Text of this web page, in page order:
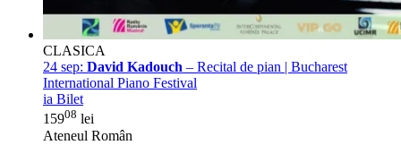
CLASICA
24 sep: David Kadouch – Recital de pian | Bucharest
International Piano Festival
ia Bilet
15908 lei
Ateneul Român